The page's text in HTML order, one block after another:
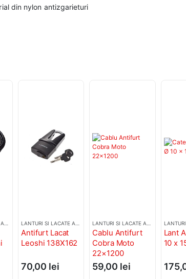
din nylon antizgarieturi
Antifurt Lacat
Leoshi 138X162
70,00 lei
Cablu Antifurt
Cobra Moto
22×1200
59,00 lei
Lant
10 x